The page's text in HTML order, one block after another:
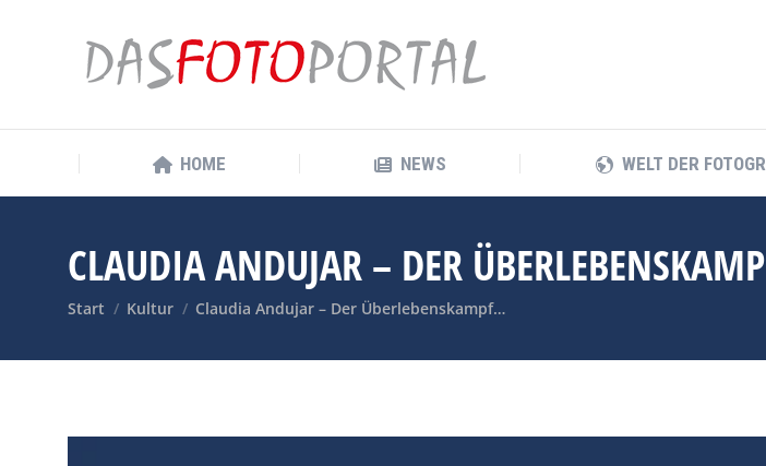
HOME NEWS WELT DER
CLAUDIA ANDUJAR – DER
Sie befinden sich hier:
Start Kultur Claudia Andujar – Der Überlebenskampf…
HOME NEWS